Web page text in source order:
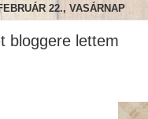
22., VASÁRNAP
bloggere lettem